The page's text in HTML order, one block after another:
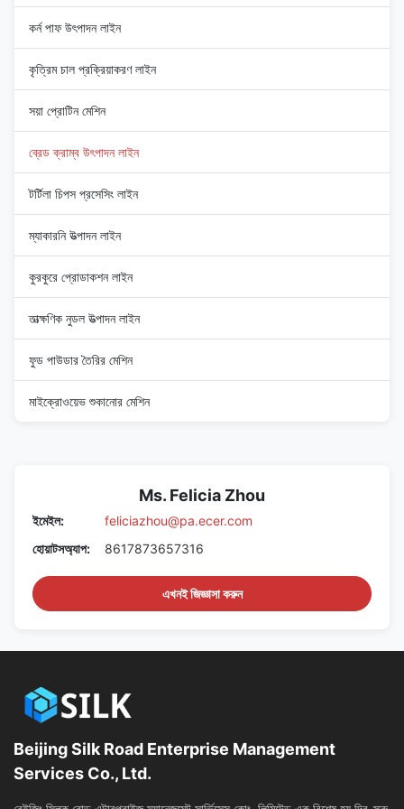
কর্ন পাফ উৎপাদন লাইন
কৃত্রিম চাল প্রক্রিয়াকরণ লাইন
সয়া প্রোটিন মেশিন
ব্রেড ক্রাম্ব উৎপাদন লাইন
টর্টিলা চিপস প্রসেসিং লাইন
ম্যাকারনি উত্পাদন লাইন
কুরকুরে প্রোডাকশন লাইন
তাত্ক্ষণিক নুডল উত্পাদন লাইন
ফুড পাউডার তৈরির মেশিন
মাইক্রোওয়েভ শুকানোর মেশিন
Ms. Felicia Zhou
ইমেইল:
feliciazhou@pa.ecer.com
হোয়াটসঅ্যাপ:
8617873657316
এখনই জিজ্ঞাসা করুন
Beijing Silk Road Enterprise Management
Services Co., Ltd.